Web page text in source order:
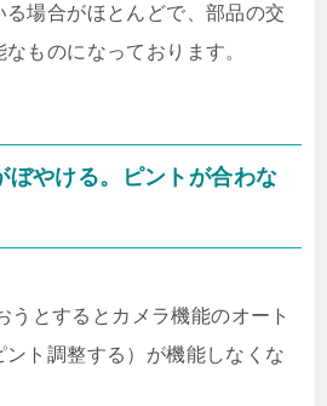
場合がほとんどで、部品の交
ものになっております。
ぼやける。ピントが合わな
うとするとカメラ機能のオート
ト調整する）が機能しなくな